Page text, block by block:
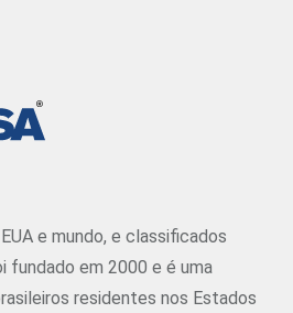
e mundo, e classificados
fundado em 2000 e é uma
residentes nos Estados